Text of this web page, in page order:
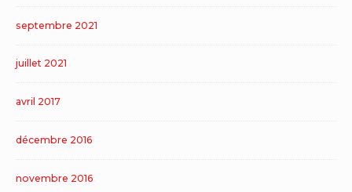
septembre 2021
juillet 2021
avril 2017
décembre 2016
novembre 2016